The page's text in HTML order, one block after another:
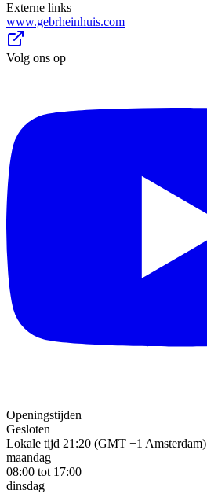
Externe links
www.gebrheinhuis.com
Volg ons op
Openingstijden
Gesloten
Lokale tijd 21:20 (GMT +1 Amsterdam)
maandag
08:00 tot 17:00
dinsdag